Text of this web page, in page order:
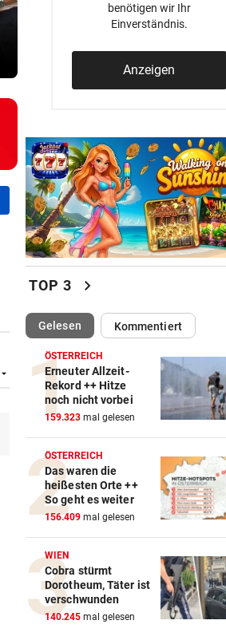
Wikinger entern
Spaß gemacht!“
ÖBB-
sterben
benötigen wir Ihr
Einverständnis.
Anzeigen
TOP 3 chevron_right
Gelesen(ausgewählt)Kommentiert
ÖSTERREICH
Erneuter Allzeit-
Rekord ++ Hitze
noch nicht vorbei
159.323 mal gelesen
ÖSTERREICH
Das waren die
heißesten Orte ++
So geht es weiter
156.409 mal gelesen
WIEN
Cobra stürmt
Dorotheum, Täter ist
verschwunden
140.245 mal gelesen